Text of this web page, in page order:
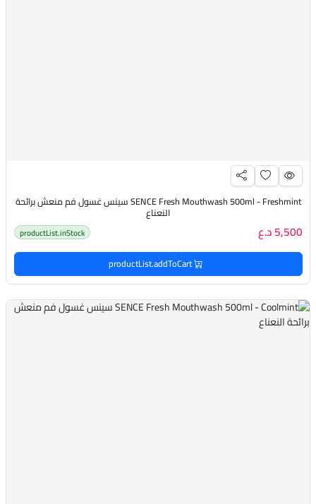
SENCE Fresh Mouthwash 500ml - Freshmint سينس غسول فم منعش برائحة
النعناع
5,500 د.ع productList.inStock
productList.addToCart